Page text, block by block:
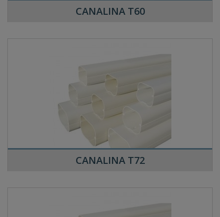
CANALINA T60
CANALINA T72